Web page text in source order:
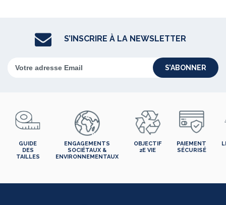
S’INSCRIRE À LA NEWSLETTER
S’ABONNER
GUIDE
DES
TAILLES
ENGAGEMENTS
SOCIÉTAUX &
ENVIRONNEMENTAUX
OBJECTIF
2E VIE
PAIEMENT
SÉCURISÉ